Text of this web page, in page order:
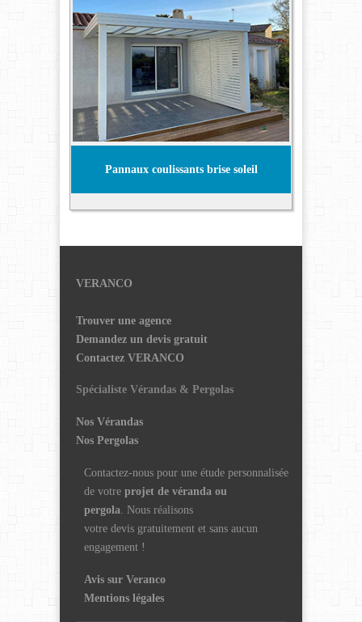
Pannaux coulissants brise soleil
VERANCO
Trouver une agence
Demandez un devis gratuit
Contactez VERANCO
Spécialiste Vérandas & Pergolas
Nos Vérandas
Nos Pergolas
Contactez-nous pour une étude personnalisée
de votre projet de véranda ou
pergola. Nous réalisons
votre devis gratuitement et sans aucun
engagement !
Avis sur Veranco
Mentions légales